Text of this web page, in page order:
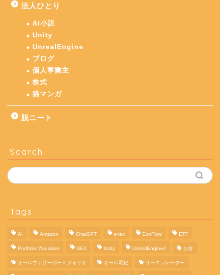
法人ひとり
AI小説
Unity
UnrealEngine
ブログ
個人事業主
株式
猫マンガ
脱ニート
Search
Tags
AI Amazon ChatGPT e-tax EcoFlow ETF
Portfolio Visualizer UE4 Unity UnrealEngine4 お金
オールウェザーポートフォリオ オール電化 サーキュレーター